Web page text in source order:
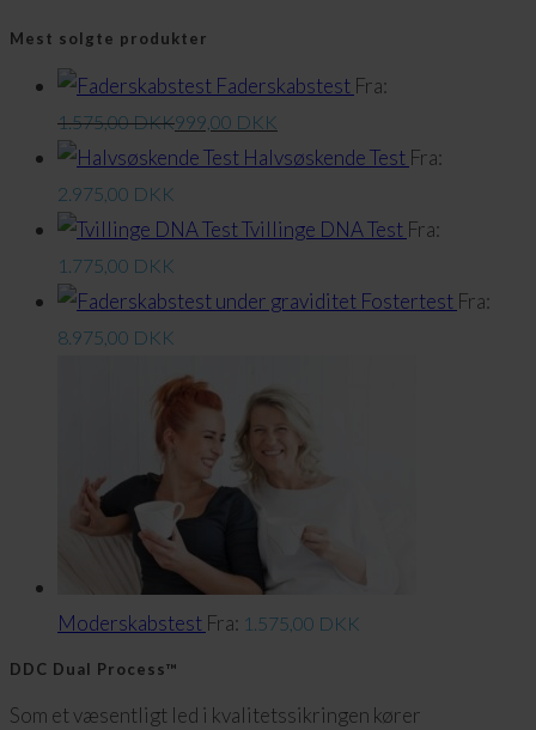
varianter.
kan
på
Mest solgte produkter
Faderskabstest Fra:
1.575,00DKK999,00 DKK
Halvsøskende Test Fra:
2.975,00 DKK
Tvillinge DNA Test Fra:
1.775,00 DKK
Fostertest Fra:
8.975,00 DKK
Moderskabstest Fra: 1.575,00 DKK
DDC Dual Process™
Som et væsentligt led i kvalitetssikringen kører